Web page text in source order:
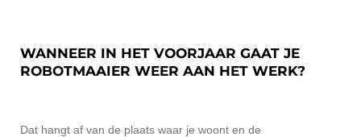
WANNEER IN HET VOORJAAR GAAT JE
ROBOTMAAIER WEER AAN HET WERK?
Dat hangt af van de plaats waar je woont en de